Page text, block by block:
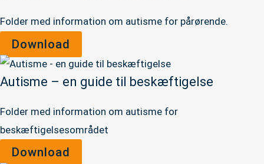
Folder med information om autisme for pårørende.
Download
Autisme – en guide til beskæftigelse
Folder med information om autisme for
beskæftigelsesområdet
Download